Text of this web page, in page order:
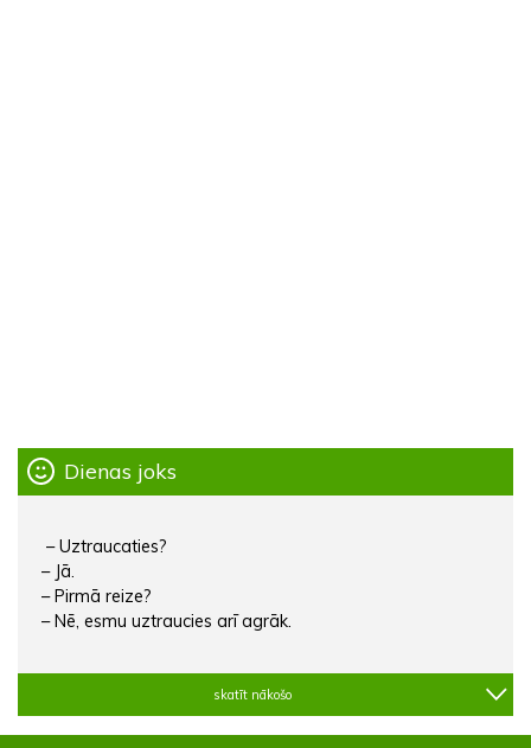
Dienas joks
– Uztraucaties?
– Jā.
– Pirmā reize?
– Nē, esmu uztraucies arī agrāk.
skatīt nākošo